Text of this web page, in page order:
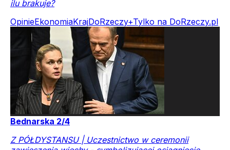
ilu brakuje?
OpinieEkonomiaKrajDoRzeczy+Tylko na DoRzeczy.pl
Bednarska 2/4
Z PÓŁDYSTANSU | Uczestnictwo w ceremonii